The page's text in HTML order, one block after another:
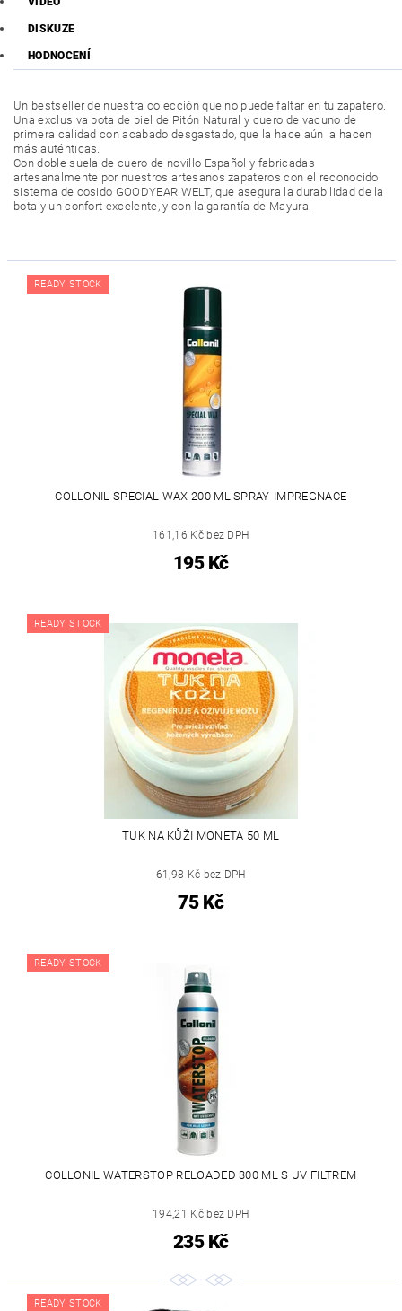
DISKUZE
HODNOCENÍ
Un bestseller de nuestra colección que no puede faltar en tu zapatero.
Una exclusiva bota de piel de Pitón Natural y cuero de vacuno de
primera calidad con acabado desgastado, que la hace aún la hacen
más auténticas.
Con doble suela de cuero de novillo Español y fabricadas
artesanalmente por nuestros artesanos zapateros con el reconocido
sistema de cosido GOODYEAR WELT, que asegura la durabilidad de la
bota y un confort excelente, y con la garantía de Mayura.
READY STOCK
COLLONIL SPECIAL WAX 200 ML SPRAY-IMPREGNACE
161,16 Kč bez DPH
195 Kč
READY STOCK
TUK NA KŮŽI MONETA 50 ML
61,98 Kč bez DPH
75 Kč
READY STOCK
COLLONIL WATERSTOP RELOADED 300 ML S UV FILTREM
194,21 Kč bez DPH
235 Kč
READY STOCK